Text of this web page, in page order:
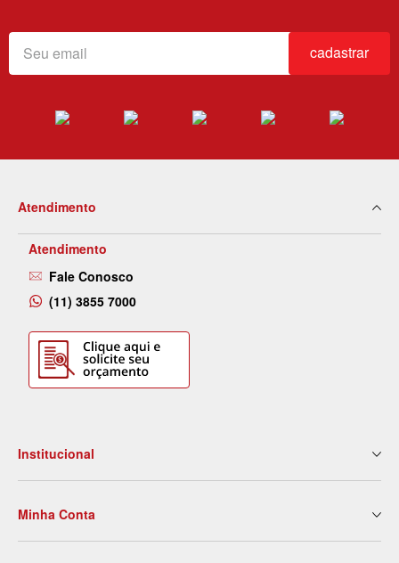
cadastrar
Atendimento
Atendimento
Fale Conosco
(11) 3855 7000
Institucional
Nossas Lojas
Serviços
Minha Conta